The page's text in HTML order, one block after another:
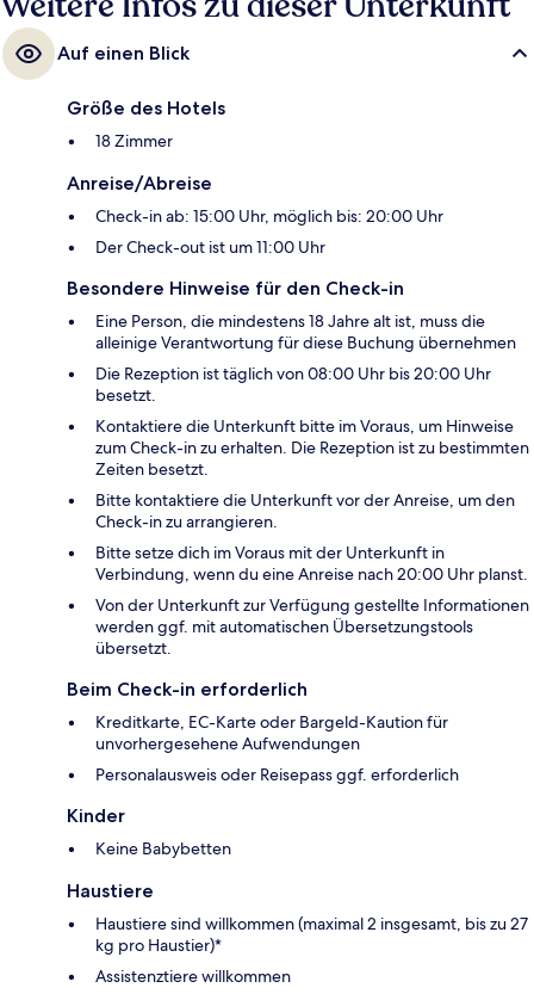
Auf einen Blick
Größe des Hotels
18 Zimmer
Anreise/Abreise
Check-in ab: 15:00 Uhr, möglich bis: 20:00 Uhr
Der Check-out ist um 11:00 Uhr
Besondere Hinweise für den Check-in
Eine Person, die mindestens 18 Jahre alt ist, muss die
alleinige Verantwortung für diese Buchung übernehmen
Die Rezeption ist täglich von 08:00 Uhr bis 20:00 Uhr
besetzt.
Kontaktiere die Unterkunft bitte im Voraus, um Hinweise
zum Check-in zu erhalten. Die Rezeption ist zu bestimmten
Zeiten besetzt.
Bitte kontaktiere die Unterkunft vor der Anreise, um den
Check-in zu arrangieren.
Bitte setze dich im Voraus mit der Unterkunft in
Verbindung, wenn du eine Anreise nach 20:00 Uhr planst.
Von der Unterkunft zur Verfügung gestellte Informationen
werden ggf. mit automatischen Übersetzungstools
übersetzt.
Beim Check-in erforderlich
Kreditkarte, EC-Karte oder Bargeld-Kaution für
unvorhergesehene Aufwendungen
Personalausweis oder Reisepass ggf. erforderlich
Kinder
Keine Babybetten
Haustiere
Haustiere sind willkommen (maximal 2 insgesamt, bis zu 27
kg pro Haustier)*
Assistenztiere willkommen